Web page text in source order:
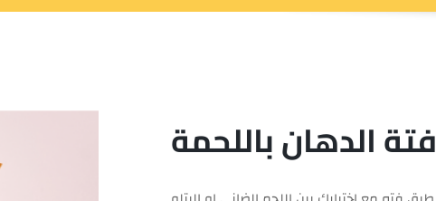
فتة الدهان باللحمة